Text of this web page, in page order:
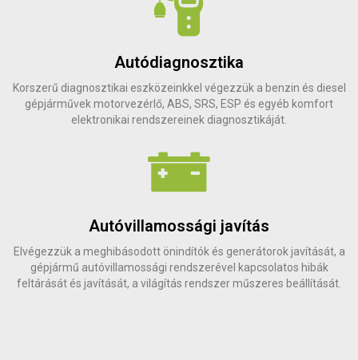
Autódiagnosztika
Korszerű diagnosztikai eszközeinkkel végezzük a benzin és diesel
gépjárművek motorvezérlő, ABS, SRS, ESP és egyéb komfort
elektronikai rendszereinek diagnosztikáját.
Autóvillamossági javítás
Elvégezzük a meghibásodott önindítók és generátorok javítását, a
gépjármű autóvillamossági rendszerével kapcsolatos hibák
feltárását és javítását, a világítás rendszer műszeres beállítását.